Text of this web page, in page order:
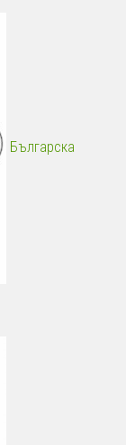
Българска